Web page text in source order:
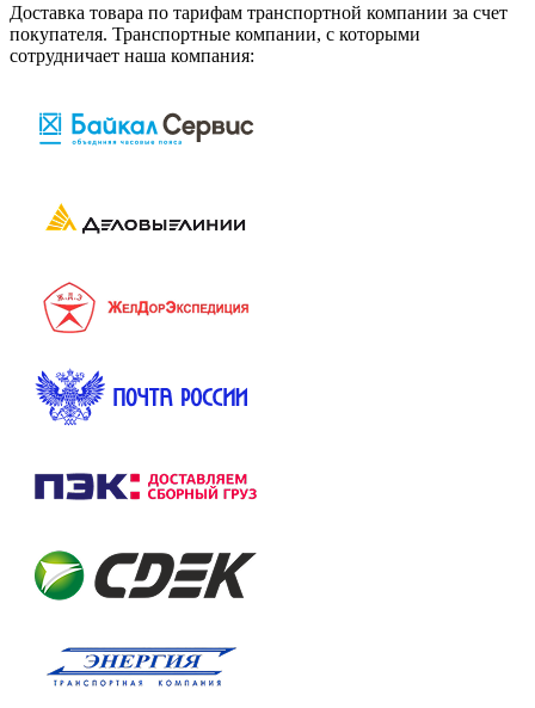
Доставка товара по тарифам транспортной компании за счет
покупателя. Транспортные компании, с которыми
сотрудничает наша компания: